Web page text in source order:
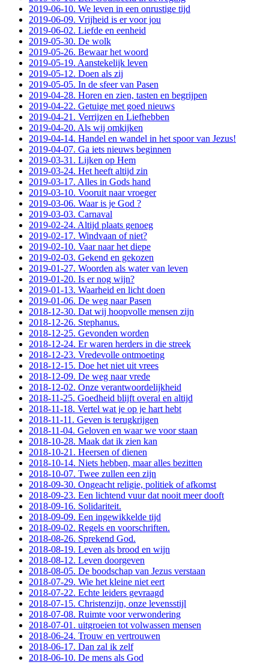
2019-06-10. We leven in een onrustige tijd
2019-06-09. Vrijheid is er voor jou
2019-06-02. Liefde en eenheid
2019-05-30. De wolk
2019-05-26. Bewaar het woord
2019-05-19. Aanstekelijk leven
2019-05-12. Doen als zij
2019-05-05. In de sfeer van Pasen
2019-04-28. Horen en zien, tasten en begrijpen
2019-04-22. Getuige met goed nieuws
2019-04-21. Verrijzen en Liefhebben
2019-04-20. Als wij omkijken
2019-04-14. Handel en wandel in het spoor van Jezus!
2019-04-07. Ga iets nieuws beginnen
2019-03-31. Lijken op Hem
2019-03-24. Het heeft altijd zin
2019-03-17. Alles in Gods hand
2019-03-10. Vooruit naar vroeger
2019-03-06. Waar is je God ?
2019-03-03. Carnaval
2019-02-24. Altijd plaats genoeg
2019-02-17. Windvaan of niet?
2019-02-10. Vaar naar het diepe
2019-02-03. Gekend en gekozen
2019-01-27. Woorden als water van leven
2019-01-20. Is er nog wijn?
2019-01-13. Waarheid en licht doen
2019-01-06. De weg naar Pasen
2018-12-30. Dat wij hoopvolle mensen zijn
2018-12-26. Stephanus.
2018-12-25. Gevonden worden
2018-12-24. Er waren herders in die streek
2018-12-23. Vredevolle ontmoeting
2018-12-15. Doe het niet uit vrees
2018-12-09. De weg naar vrede
2018-12-02. Onze verantwoordelijkheid
2018-11-25. Goedheid blijft overal en altijd
2018-11-18. Vertel wat je op je hart hebt
2018-11-11. Geven is terugkrijgen
2018-11-04. Geloven en waar we voor staan
2018-10-28. Maak dat ik zien kan
2018-10-21. Heersen of dienen
2018-10-14. Niets hebben, maar alles bezitten
2018-10-07. Twee zullen een zijn
2018-09-30. Ongeacht religie, politiek of afkomst
2018-09-23. Een lichtend vuur dat nooit meer dooft
2018-09-16. Solidariteit.
2018-09-09. Een ingewikkelde tijd
2018-09-02. Regels en voorschriften.
2018-08-26. Sprekend God.
2018-08-19. Leven als brood en wijn
2018-08-12. Leven doorgeven
2018-08-05. De boodschap van Jezus verstaan
2018-07-29. Wie het kleine niet eert
2018-07-22. Echte leiders gevraagd
2018-07-15. Christenzijn, onze levensstijl
2018-07-08. Ruimte voor verwondering
2018-07-01. uitgroeien tot volwassen mensen
2018-06-24. Trouw en vertrouwen
2018-06-17. Dan zal ik zelf
2018-06-10. De mens als God